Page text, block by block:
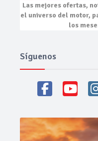
Las mejores ofertas,
el universo del motor,
los
Síguenos